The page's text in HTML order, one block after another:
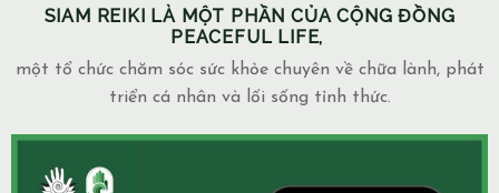
SIAM REIKI LÀ MỘT PHẦN CỦA CỘNG ĐỒNG
PEACEFUL LIFE,
một tổ chức chăm sóc sức khỏe chuyên về chữa lành, phát
triển cá nhân và lối sống tỉnh thức.